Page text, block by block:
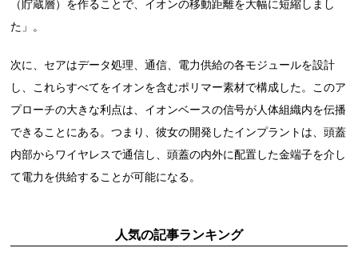
（貯蔵層）を作ることで、イオンの移動距離を大幅に短縮しまし
た」。
次に、セアはデータ処理、通信、電力供給の各モジュールを設計
し、これらすべてをイオンを含むポリマー素材で構成した。このア
プローチの大きな利点は、イオンベースの信号が人体組織内を伝播
できることにある。つまり、彼女の開発したインプラントは、頭蓋
内部からワイヤレスで通信し、頭蓋の内外に配置した金端子を介し
て電力を供給することが可能になる。
人気の記事ランキング